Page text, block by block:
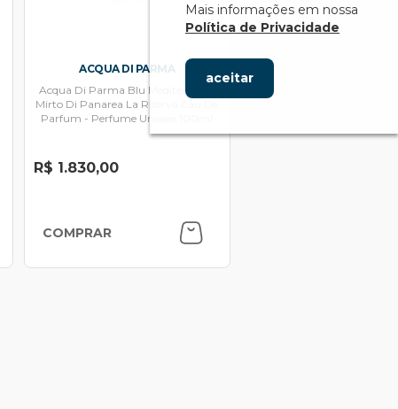
ACQUA DI PARMA
Acqua Di Parma Blu Mediterraneo
Mirto Di Panarea La Riserva Eau De
Parfum - Perfume Unissex 100ml
R$ 1.830,00
COMPRAR
Mais informações em nossa
Política de Privacidade
aceitar